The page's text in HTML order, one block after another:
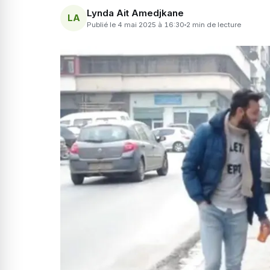
LA Lynda Ait Amedjkane
Publié le 4 mai 2025 à 16:30 2 min de lecture